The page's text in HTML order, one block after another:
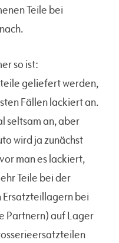
Teile bei
so ist:
geliefert werden,
Fällen lackiert an.
seltsam an, aber
wird ja zunächst
man es lackiert,
Teile bei der
Ersatzteillagern bei
Partnern) auf Lager